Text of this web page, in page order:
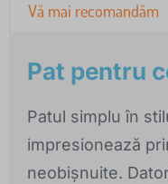
Vă mai recomandăm
Pat pentru
Patul simplu în
impresionează
neobișnuite.